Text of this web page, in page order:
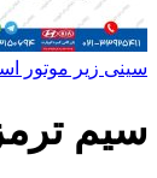
سینی زیر موتور
سیم